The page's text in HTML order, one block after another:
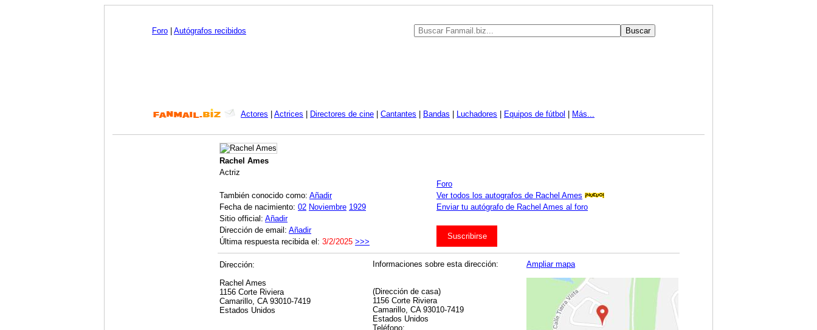
Foro Autógrafos recibidos
Actores Actrices Directores de cine Cantantes Bandas Luchadores Equipos de fútbol Más...
Rachel Ames
Actriz
Foro
También conocido como: Añadir
Ver todos los autografos de Rachel Ames
Fecha de nacimiento: 02 Noviembre 1929
Enviar tu autógrafo de Rachel Ames al foro
Sitio official: Añadir
Dirección de email: Añadir
Suscribirse
Última respuesta recibida el: 3/2/2025 >>>
Dirección:
Rachel Ames
1156 Corte Riviera
Camarillo, CA 93010-7419
Estados Unidos
Informaciones sobre esta dirección:
(Dirección de casa)
1156 Corte Riviera
Camarillo, CA 93010-7419
Estados Unidos
Teléfono:
Ampliar mapa